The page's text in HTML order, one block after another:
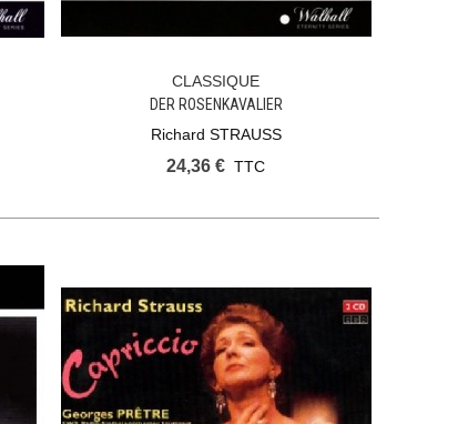
Ajouter Au Panier
CLASSIQUE
DER ROSENKAVALIER
Richard STRAUSS
24,36 € TTC